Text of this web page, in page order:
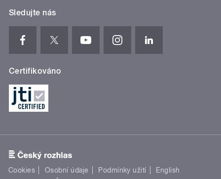
Sledujte nás
Certifikováno
Cookies Osobní údaje Podmínky užití
English